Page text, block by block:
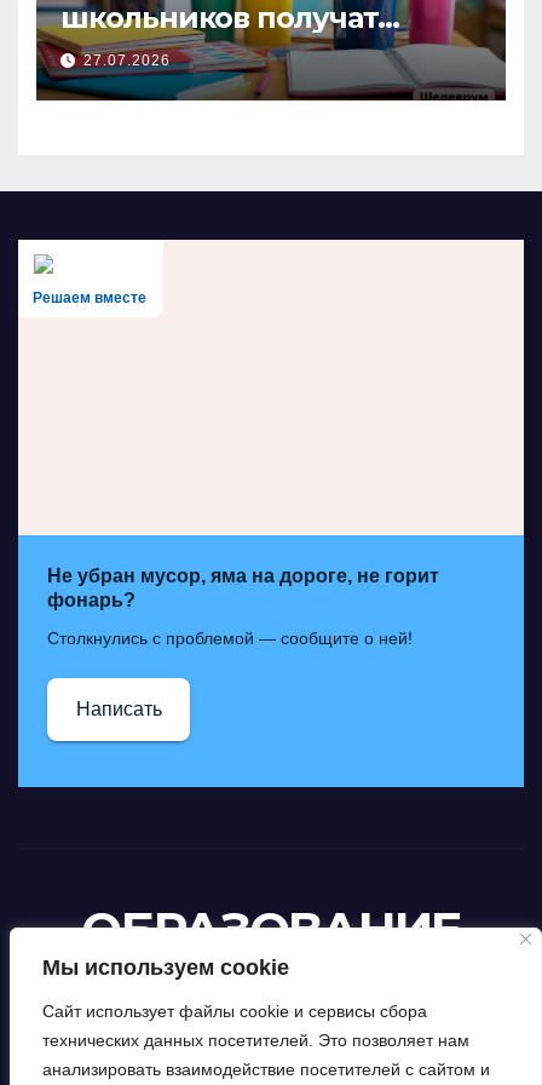
Мы используем cookie
Сайт использует файлы cookie и сервисы сбора
технических данных посетителей. Это позволяет нам
анализировать взаимодействие посетителей с сайтом и
школьников получат
выплаты к учебному году
27.07.2026
Решаем вместе
Не убран мусор, яма на дороге, не горит
фонарь?
Столкнулись с проблемой — сообщите о ней!
Написать
ОБРАЗОВАНИЕ
ИСКИТИМСКОГО
РАЙОНА